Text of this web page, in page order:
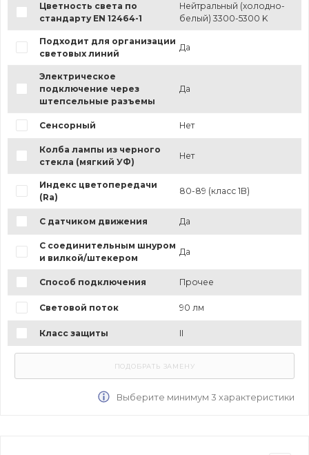
Цветность света по
стандарту EN 12464-1
Нейтральный (холодно-
белый) 3300-5300 K
Подходит для организации
световых линий
Да
Электрическое
подключение через
штепсельные разъемы
Да
Сенсорный Нет
Колба лампы из черного
стекла (мягкий УФ)
Нет
Индекс цветопередачи
(Ra)
80-89 (класс 1B)
С датчиком движения Да
С соединительным шнуром
и вилкой/штекером
Да
Способ подключения Прочее
Световой поток 90 лм
Класс защиты II
Выберите минимум 3 характеристики